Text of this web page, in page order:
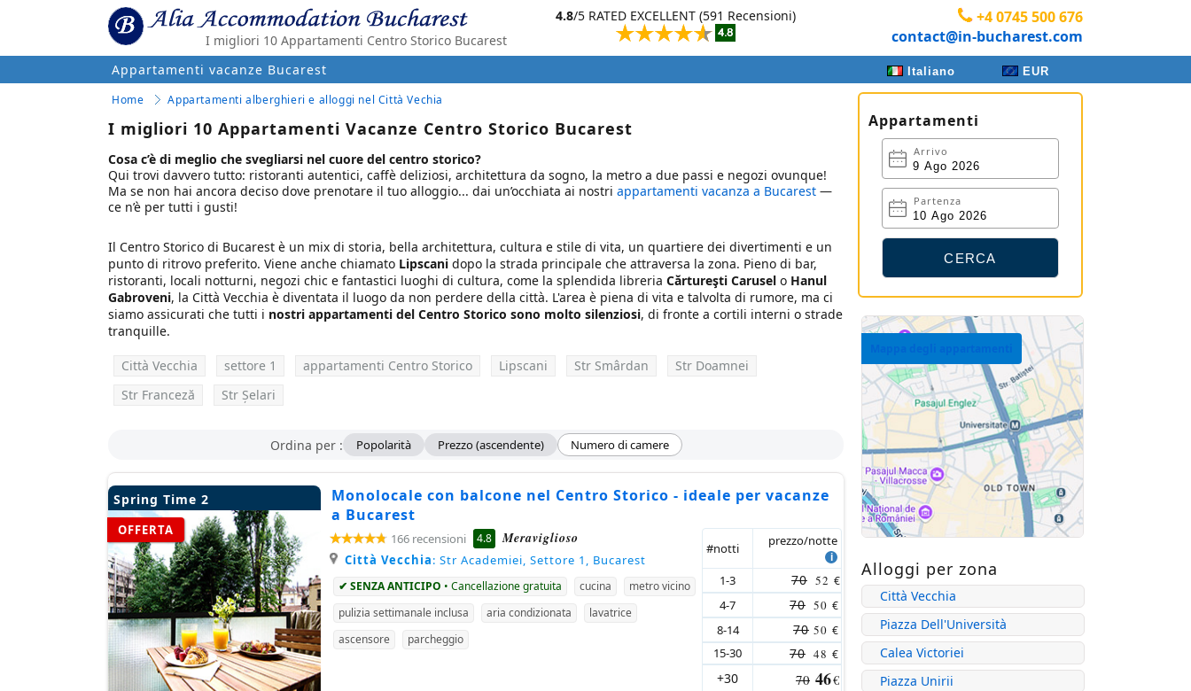
I migliori 10 Appartamenti Centro Storico Bucarest
4.8/5 RATED EXCELLENT (591 Recensioni)
+4 0745 500 676
contact@in-bucharest.com
Appartamenti vacanze Bucarest Italiano EUR
Home Appartamenti alberghieri e alloggi nel Città Vechia
I migliori 10 Appartamenti Vacanze Centro Storico Bucarest
Cosa c’è di meglio che svegliarsi nel cuore del centro storico?
Qui trovi davvero tutto: ristoranti autentici, caffè deliziosi, architettura da sogno, la metro a due passi e negozi ovunque!
Ma se non hai ancora deciso dove prenotare il tuo alloggio... dai un’occhiata ai nostri appartamenti vacanza a Bucarest —
ce n’è per tutti i gusti!
Il Centro Storico di Bucarest è un mix di storia, bella architettura, cultura e stile di vita, un quartiere dei divertimenti e un
punto di ritrovo preferito. Viene anche chiamato Lipscani dopo la strada principale che attraversa la zona. Pieno di bar,
ristoranti, locali notturni, negozi chic e fantastici luoghi di cultura, come la splendida libreria Cărtureşti Carusel o Hanul
Gabroveni, la Città Vecchia è diventata il luogo da non perdere della città. L'area è piena di vita e talvolta di rumore, ma ci
siamo assicurati che tutti i nostri appartamenti del Centro Storico sono molto silenziosi, di fronte a cortili interni o strade
tranquille.
Città Vecchia settore 1 appartamenti Centro Storico Lipscani Str Smârdan
Str Doamnei
Str Franceză
Str Șelari
Ordina per : Popolarità Prezzo (ascendente) Numero di camere
Spring Time 2
OFFERTA
Monolocale con balcone nel Centro Storico - ideale per vacanze
a Bucarest
166 recensioni 4.8 Meraviglioso
Città Vecchia: Str Academiei, Settore 1, Bucarest
✔ SENZA ANTICIPO • Cancellazione gratuita cucina
metro vicino
pulizia settimanale inclusa
aria condizionata
lavatrice
ascensore
parcheggio
#notti prezzo/notte
1-3 70 52 €
4-7 70 50 €
8-14 70 50 €
15-30 70 48 €
+30 70 46€
Appartamenti
Arrivo
Partenza
Alloggi per zona
Città Vecchia
Piazza Dell'Università
Calea Victoriei
Piazza Unirii